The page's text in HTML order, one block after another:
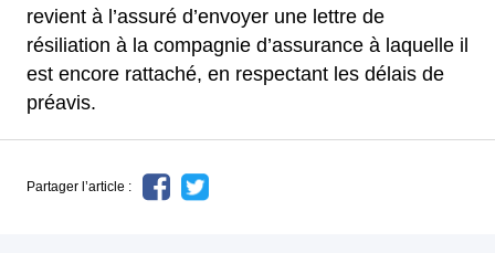
revient à l’assuré d’envoyer une lettre de
résiliation à la compagnie d’assurance à laquelle il
est encore rattaché, en respectant les délais de
préavis.
Partager l’article :